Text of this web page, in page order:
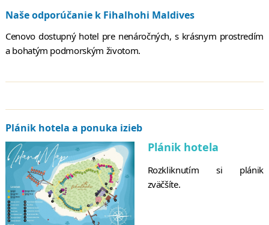
Naše odporúčanie k Fihalhohi Maldives
Cenovo dostupný hotel pre nenáročných, s krásnym prostredím
a bohatým podmorským životom.
Plánik hotela a ponuka izieb
Plánik hotela
Rozkliknutím si plánik
zväčšíte.